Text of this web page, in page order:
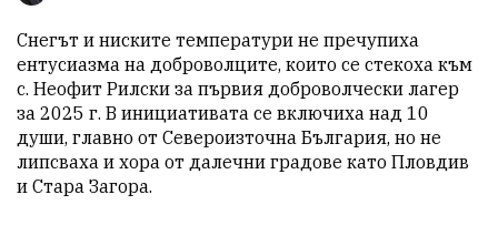
Снегът и ниските температури не пречупиха
ентусиазма на доброволците, които се стекоха към
с. Неофит Рилски за първия доброволчески лагер
за 2025 г. В инициативата се включиха над 10
души, главно от Североизточна България, но не
липсваха и хора от далечни градове като Пловдив
и Стара Загора.